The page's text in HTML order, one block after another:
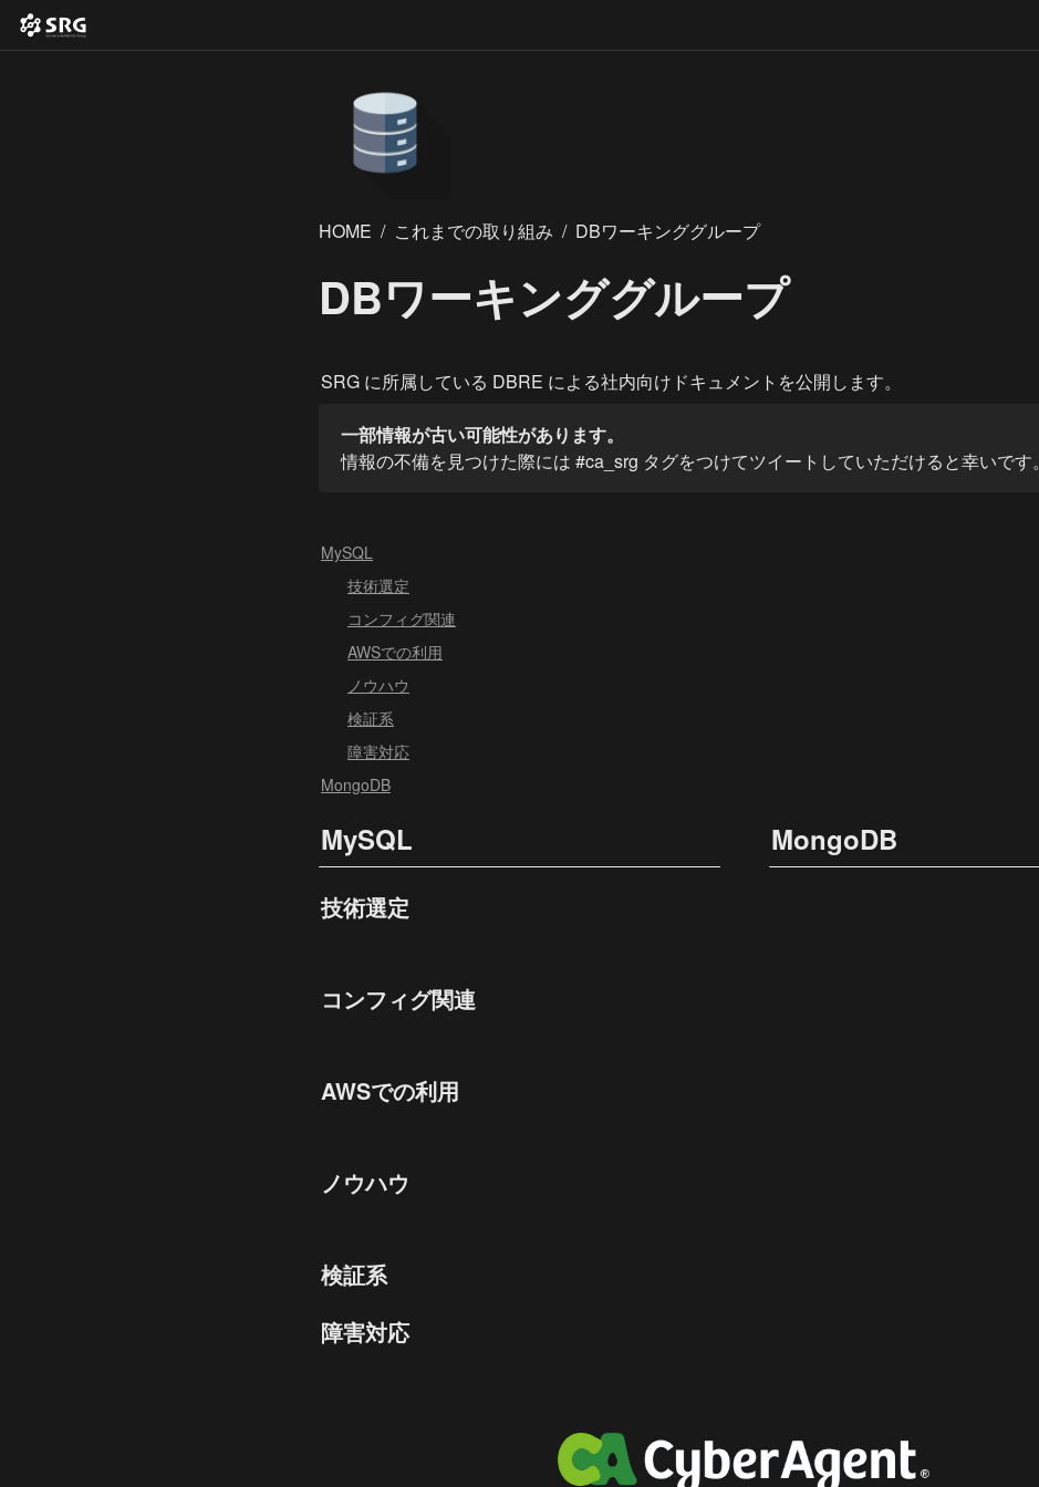
HOME / これまでの取り組み / DBワーキンググループ
DBワーキンググループ
SRG に所属している DBRE による社内向けドキュメントを公開します。
一部情報が古い可能性があります。
情報の不備を見つけた際には #ca_srg タグをつけてツイートしていただけると幸いです。
MySQL
技術選定
コンフィグ関連
AWSでの利用
ノウハウ
検証系
障害対応
MongoDB
MySQL
技術選定
コンフィグ関連
AWSでの利用
ノウハウ
検証系
障害対応
MongoDB